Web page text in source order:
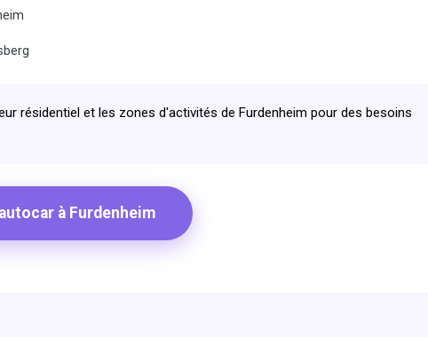
résidentiel et les zones d'activités de Furdenheim pour des besoins
à Furdenheim